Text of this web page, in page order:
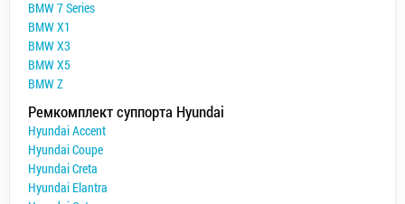
BMW 7 Series
BMW X1
BMW X3
BMW X5
BMW Z
Ремкомплект суппорта Hyundai
Hyundai Accent
Hyundai Coupe
Hyundai Creta
Hyundai Elantra